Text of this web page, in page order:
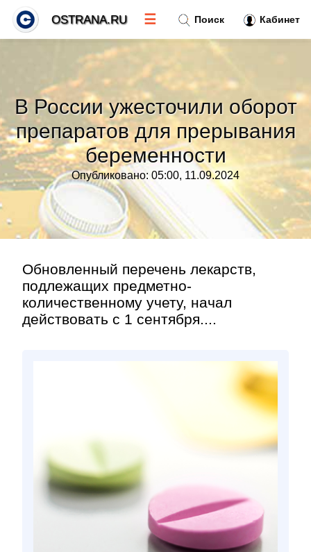
В России ужесточили оборот
препаратов для прерывания
беременности
Опубликовано: 05:00, 11.09.2024
Обновленный перечень лекарств,
подлежащих предметно-
количественному учету, начал
действовать с 1 сентября....
Поиск Кабинет
OSTRANA.RU ☰
Тренды новостей»
Рубрики»
Правила
Контакт»